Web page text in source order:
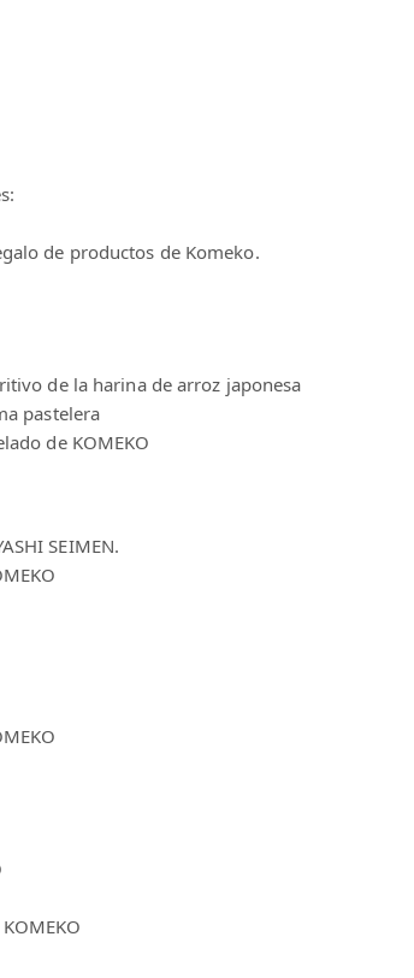
de productos de Komeko.
de la harina de arroz japonesa
pastelera
de KOMEKO
SEIMEN.